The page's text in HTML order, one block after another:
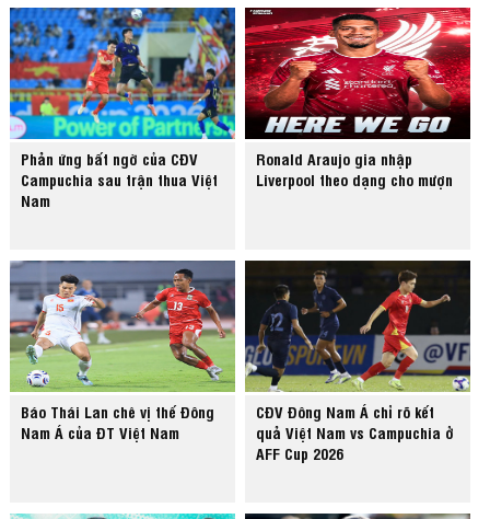
Phản ứng bất ngờ của CĐV
Campuchia sau trận thua Việt
Nam
Ronald Araujo gia nhập
Liverpool theo dạng cho mượn
Báo Thái Lan chê vị thế Đông
Nam Á của ĐT Việt Nam
CĐV Đông Nam Á chỉ rõ kết
quả Việt Nam vs Campuchia ở
AFF Cup 2026